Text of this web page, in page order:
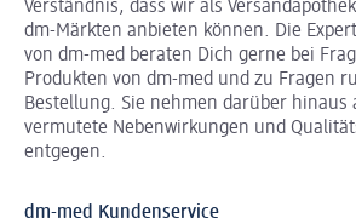
Verständnis, dass wir als
dm-Märkten anbieten können. Die
von dm-med beraten Dich gerne bei
Produkten von dm-med und zu Fragen
Bestellung. Sie nehmen darüber hinaus
vermutete Nebenwirkungen und
entgegen.
dm-med Kundenservice